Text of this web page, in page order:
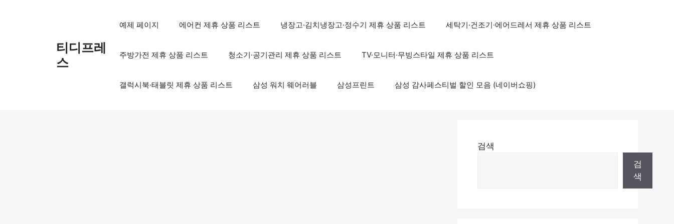
티디프레
스
예제 페이지 에어컨 제휴 상품 리스트 냉장고·김치냉장고·정수기 제휴 상품 리스트 세탁기·건조기·에어드레서 제휴 상품 리스트
주방가전 제휴 상품 리스트 청소기·공기관리 제휴 상품 리스트 TV·모니터·무빙스타일 제휴 상품 리스트
갤럭시북·태블릿 제휴 상품 리스트 삼성 워치 웨어러블 삼성프린트 삼성 감사페스티벌 할인 모음 (네이버쇼핑)
검색
검
색